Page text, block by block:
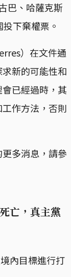
巴、哈薩克斯
下棄權票。
）在文件通
新的可能性和
已經過時，其
作方法，否則
多消息，請參
亡，真主黨
內目標進行打